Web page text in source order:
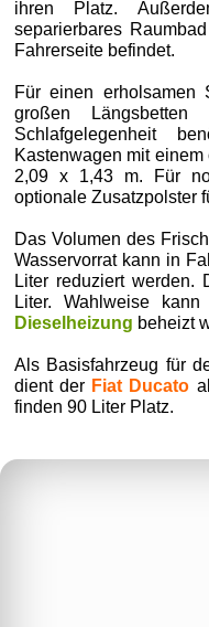
ihren Platz.
separierbares
Fahrerseite befindet.
Für einen
großen
Schlafgelegenheit
Kastenwagen mit
2,09 x 1,43 m. Für
optionale Zusatzpolster
Das Volumen des
Wasservorrat kann in
Liter reduziert werden.
Liter. Wahlweise
Dieselheizung beheizt
Als Basisfahrzeug für
dient der Fiat Ducato
finden 90 Liter Platz.